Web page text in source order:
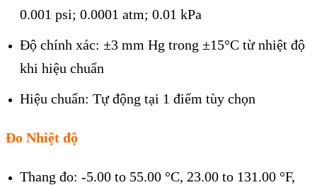
0.001 psi; 0.0001 atm; 0.01 kPa
Độ chính xác: ±3 mm Hg trong ±15°C từ nhiệt độ
khi hiệu chuẩn
Hiệu chuẩn: Tự động tại 1 điểm tùy chọn
Đo Nhiệt độ
Thang đo: -5.00 to 55.00 °C, 23.00 to 131.00 °F,